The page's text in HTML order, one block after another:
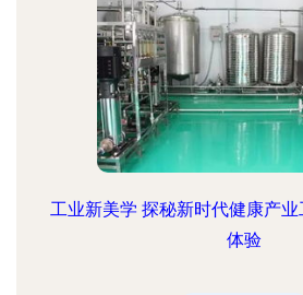
工业新美学 探秘新时代健康产
体验